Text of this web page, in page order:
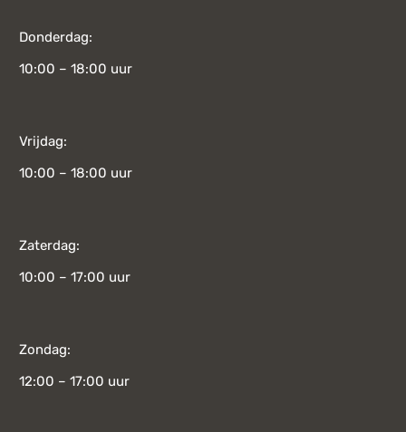
Donderdag:
10:00 – 18:00 uur
Vrijdag:
10:00 – 18:00 uur
Zaterdag:
10:00 – 17:00 uur
Zondag:
12:00 – 17:00 uur